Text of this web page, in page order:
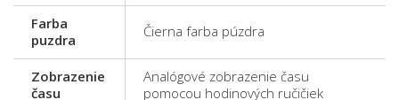
Farba
puzdra
Čierna farba púzdra
Zobrazenie
času
Analógové zobrazenie času
pomocou hodinových ručičiek